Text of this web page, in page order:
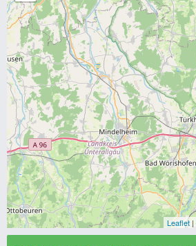
Leaflet